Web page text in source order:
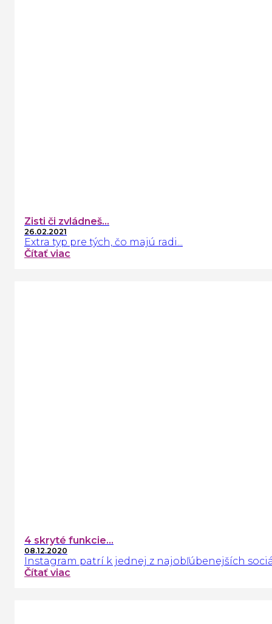
Zisti či zvládneš...
26.02.2021
Extra typ pre tých, čo majú radi...
Čítať viac
4 skryté funkcie...
08.12.2020
Instagram patrí k jednej z najobľúbenejších
Čítať viac